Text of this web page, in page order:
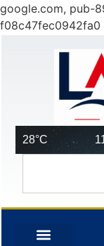
google.com, pub-
f08c47fec0942fa0
11 Août